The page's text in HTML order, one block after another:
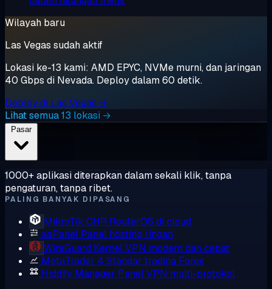
Wilayah baru
Las Vegas sudah aktif
Lokasi ke-13 kami: AMD EPYC, NVMe murni, dan jaringan
40 Gbps di Nevada. Deploy dalam 60 detik.
Deploy di Las Vegas →
Lihat semua 13 lokasi →
Pasar
1000+ aplikasi diterapkan dalam sekali klik, tanpa
pengaturan, tanpa ribet.
PALING BANYAK DIPASANG
MikroTik CHR RouterOS di cloud
aaPanel Panel hosting ringan
WireGuard Kernel VPN modern dan cepat
MetaTrader 4 Standar trading Forex
Hiddify Manager Panel VPN multi-protokol